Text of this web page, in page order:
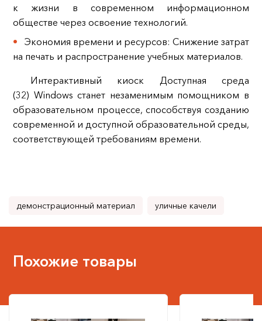
к жизни в современном информационном
обществе через освоение технологий.
Экономия времени и ресурсов: Снижение затрат
на печать и распространение учебных материалов.
Интерактивный киоск Доступная среда
(32) Windows станет незаменимым помощником в
образовательном процессе, способствуя созданию
современной и доступной образовательной среды,
соответствующей требованиям времени.
демонстрационный материал уличные качели
Похожие товары